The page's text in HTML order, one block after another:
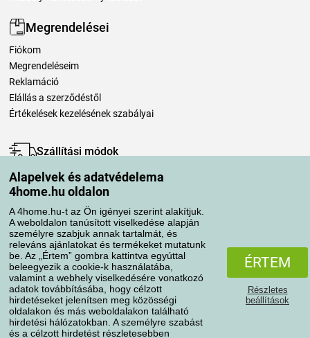
Alapelvek és adatvédelema
4home.hu oldalon
A 4home.hu-t az Ön igényei szerint alakítjuk.
A weboldalon tanúsított viselkedése alapján
személyre szabjuk annak tartalmát, és
releváns ajánlatokat és termékeket mutatunk
be. Az „Értem” gombra kattintva egyúttal
beleegyezik a cookie-k használatába,
valamint a webhely viselkedésére vonatkozó
adatok továbbításába, hogy célzott
hirdetéseket jelenítsen meg közösségi
oldalakon és más weboldalakon található
hirdetési hálózatokban. A személyre szabást
és a célzott hirdetést részletesebben
ÉRTEM
Részletes
beállítások
Megrendelései
Fiókom
Megrendeléseim
Reklamáció
Elállás a szerződéstől
Értékelések kezelésének szabályai
Szállítási módok
Fizetési módok
AdatvédelemSüti szabályzat